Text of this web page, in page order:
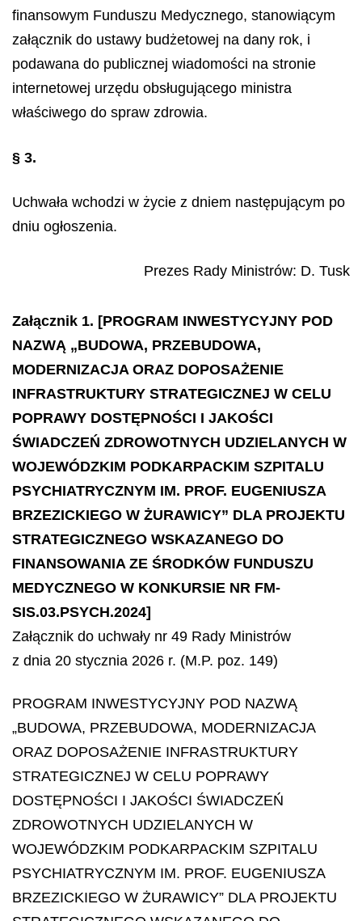
finansowym Funduszu Medycznego, stanowiącym
załącznik do ustawy budżetowej na dany rok, i
podawana do publicznej wiadomości na stronie
internetowej urzędu obsługującego ministra
właściwego do spraw zdrowia.
§ 3.
Uchwała wchodzi w życie z dniem następującym po
dniu ogłoszenia.
Prezes Rady Ministrów: D. Tusk
Załącznik 1. [PROGRAM INWESTYCYJNY POD
NAZWĄ „BUDOWA, PRZEBUDOWA,
MODERNIZACJA ORAZ DOPOSAŻENIE
INFRASTRUKTURY STRATEGICZNEJ W CELU
POPRAWY DOSTĘPNOŚCI I JAKOŚCI
ŚWIADCZEŃ ZDROWOTNYCH UDZIELANYCH W
WOJEWÓDZKIM PODKARPACKIM SZPITALU
PSYCHIATRYCZNYM IM. PROF. EUGENIUSZA
BRZEZICKIEGO W ŻURAWICY” DLA PROJEKTU
STRATEGICZNEGO WSKAZANEGO DO
FINANSOWANIA ZE ŚRODKÓW FUNDUSZU
MEDYCZNEGO W KONKURSIE NR FM-
SIS.03.PSYCH.2024]
Załącznik do uchwały nr 49 Rady Ministrów
z dnia 20 stycznia 2026 r. (M.P. poz. 149)
PROGRAM INWESTYCYJNY POD NAZWĄ
„BUDOWA, PRZEBUDOWA, MODERNIZACJA
ORAZ DOPOSAŻENIE INFRASTRUKTURY
STRATEGICZNEJ W CELU POPRAWY
DOSTĘPNOŚCI I JAKOŚCI ŚWIADCZEŃ
ZDROWOTNYCH UDZIELANYCH W
WOJEWÓDZKIM PODKARPACKIM SZPITALU
PSYCHIATRYCZNYM IM. PROF. EUGENIUSZA
BRZEZICKIEGO W ŻURAWICY” DLA PROJEKTU